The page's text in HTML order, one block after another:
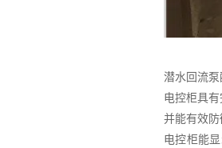
潜水回流
电控柜具
并能有效
电控柜能